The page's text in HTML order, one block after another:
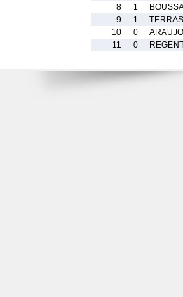
8
1
9
1
10
0
11
0